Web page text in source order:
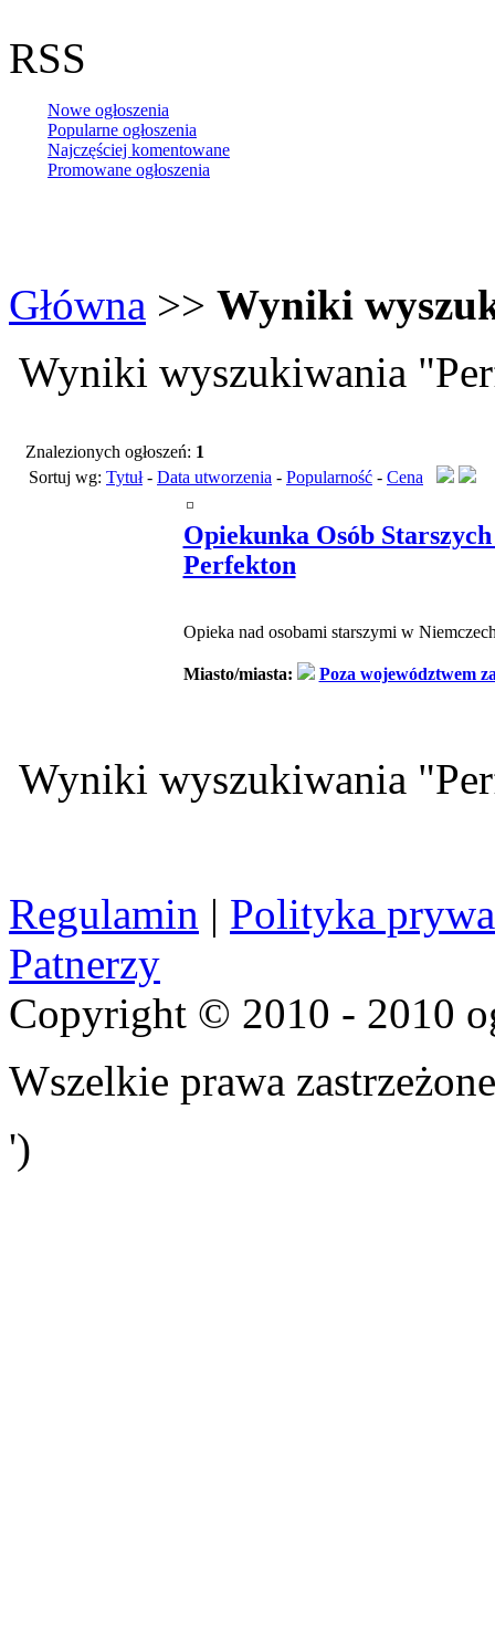
RSS
Nowe ogłoszenia
Popularne ogłoszenia
Najczęściej komentowane
Promowane ogłoszenia
Główna >> Wyniki
Wyniki wyszukiwania
Znalezionych ogłoszeń: 1
Sortuj wg: Tytuł- Data utworzenia - Popularność - Cena
Opiekunka Osób
Perfekton
Opieka nad osobami starszymi w
Miasto/miasta: Poza województwem
Wyniki wyszukiwania
Regulamin | Polityka
Patnerzy
Copyright © 2010 - 2010
Wszelkie prawa
')